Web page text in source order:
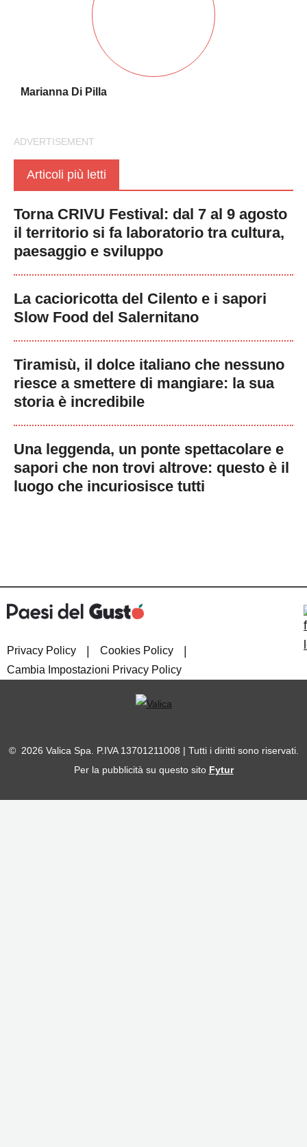
Marianna Di Pilla
Articoli più letti
Torna CRIVU Festival: dal 7 al 9 agosto
il territorio si fa laboratorio tra cultura,
paesaggio e sviluppo
La cacioricotta del Cilento e i sapori
Slow Food del Salernitano
Tiramisù, il dolce italiano che nessuno
riesce a smettere di mangiare: la sua
storia è incredibile
Una leggenda, un ponte spettacolare e
sapori che non trovi altrove: questo è il
luogo che incuriosisce tutti
Privacy Policy | Cookies Policy |
Cambia Impostazioni Privacy Policy
© 2026 Valica Spa. P.IVA 13701211008 | Tutti i diritti sono riservati.
Per la pubblicità su questo sito Fytur